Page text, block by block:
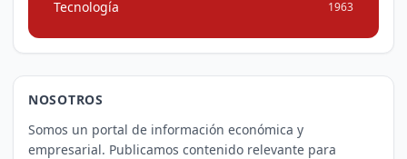
Tecnología 1963
NOSOTROS
Somos un portal de información económica y
empresarial. Publicamos contenido relevante para